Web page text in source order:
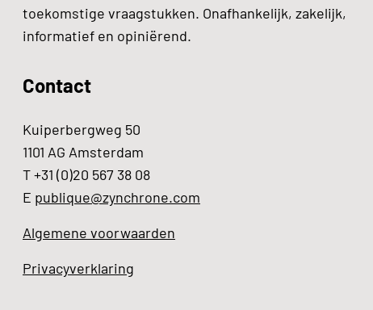
toekomstige vraagstukken. Onafhankelijk, zakelijk,
informatief en opiniërend.
Contact
Kuiperbergweg 50
1101 AG Amsterdam
T +31 (0)20 567 38 08
E publique@zynchrone.com
Algemene voorwaarden
Privacyverklaring